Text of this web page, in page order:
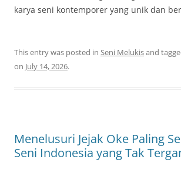
karya seni kontemporer yang unik dan
This entry was posted in Seni Melukisand
on July 14, 2026.
Menelusuri Jejak Oke Paling
Seni Indonesia yang Tak